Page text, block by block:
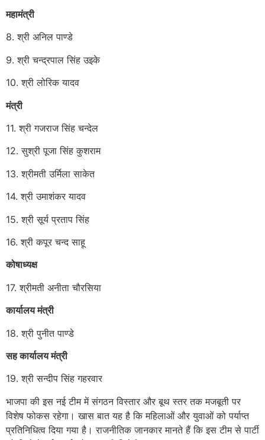
महामंत्री
8. श्री अनिल पाण्डे
9. श्री चन्द्रपाल सिंह उइके
10. श्री लोरिक यादव
मंत्री
11. श्री गजराज सिंह चन्देल
12. सुश्री पूजा सिंह कुशराम
13. श्रीमती उर्मिला साकेत
14. श्री उमाशंकर यादव
15. श्री सूर्य प्रताप सिंह
16. श्री कपूर चन्द साहू
कोषाध्यक्ष
17. श्रीमती अनीता चौरसिया
कार्यालय मंत्री
18. श्री पुनीत पाण्डे
सह कार्यालय मंत्री
19. श्री सन्दीप सिंह गहरवार
भाजपा की इस नई टीम में संगठन विस्तार और बूथ स्तर तक मजबूती पर
विशेष फोकस रहेगा। खास बात यह है कि महिलाओं और युवाओं को पर्याप्त
प्रतिनिधित्व दिया गया है। राजनीतिक जानकार मानते हैं कि इस टीम से पार्टी